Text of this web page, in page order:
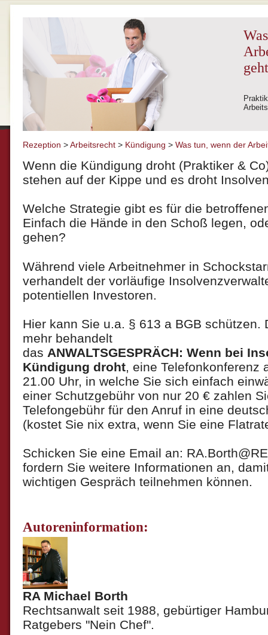
Rezeption >Arbeitsrecht> Kündigung > Was tun, wenn der
Wenn die Kündigung droht (Praktiker &
stehen auf der Kippe und es droht
Welche Strategie gibt es für die
Einfach die Hände in den Schoß legen,
gehen?
Während viele Arbeitnehmer in
verhandelt der vorläufige
potentiellen Investoren.
Hier kann Sie u.a. § 613 a BGB schützen.
mehr behandelt
das ANWALTSGESPRÄCH: Wenn bei
Kündigung droht, eine Telefonkonferenz
21.00 Uhr, in welche Sie sich einfach
einer Schutzgebühr von nur 20 € zahlen
Telefongebühr für den Anruf in eine
(kostet Sie nix extra, wenn Sie eine
Schicken Sie eine Email an:
fordern Sie weitere Informationen an,
wichtigen Gespräch teilnehmen können.
Autoreninformation:
RA Michael Borth
Rechtsanwalt seit 1988, gebürtiger
Ratgebers "Nein Chef".